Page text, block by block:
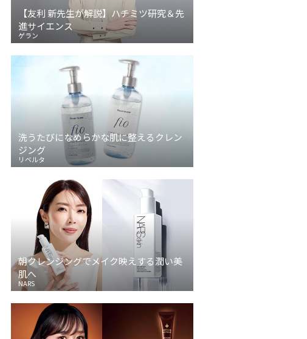
【友利 新先生が解説】ハチミツ研究＆先
進サイエンス
ゲラン
洗うたびになめらかな肌に整えるクレン
ジング
リベルタ
朝クレンジングでメイク映えする潤い美
肌へ
NARS